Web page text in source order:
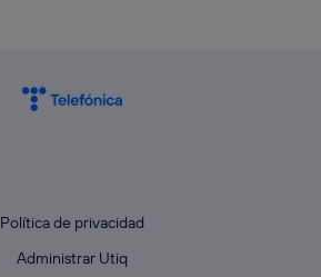
Política de privacidad
Administrar Utiq